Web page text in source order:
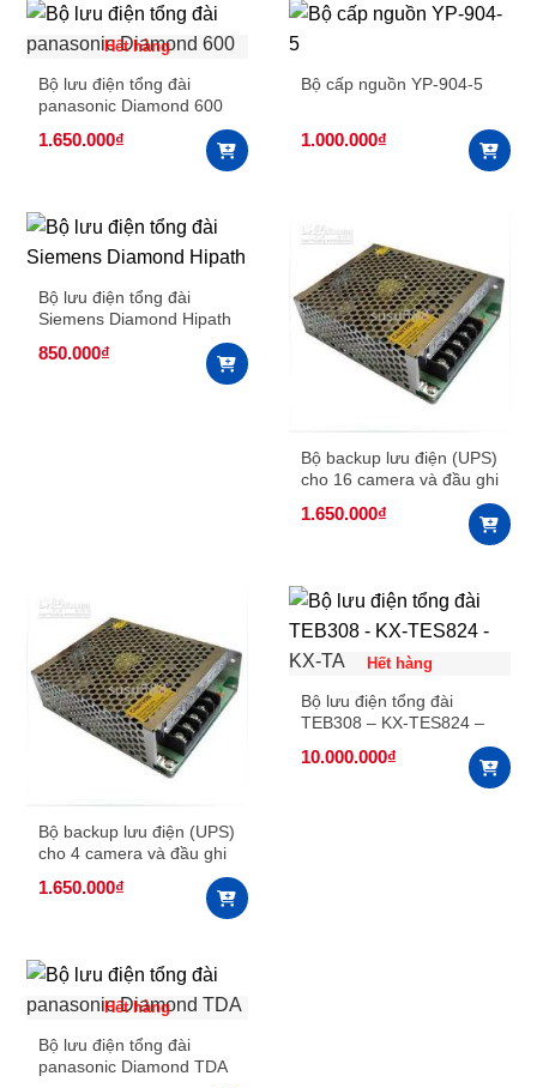
Hết hàng
Bộ lưu điện tổng đài
panasonic Diamond 600
1.650.000₫
Bộ cấp nguồn YP-904-5
1.000.000₫
Bộ lưu điện tổng đài
Siemens Diamond Hipath
850.000₫
Bộ backup lưu điện (UPS)
cho 16 camera và đầu ghi
1.650.000₫
Bộ backup lưu điện (UPS)
cho 4 camera và đầu ghi
1.650.000₫
Hết hàng
Bộ lưu điện tổng đài
TEB308 – KX-TES824 –
10.000.000₫
Hết hàng
Bộ lưu điện tổng đài
panasonic Diamond TDA